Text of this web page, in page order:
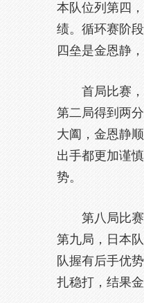
本队位列第四
绩。循环赛阶
四垒是金恩静
首局比赛
第二局得到两
大阖，金恩静
出手都更加谨
势。
第八局比
第九局，日本
队握有后手优
扎稳打，结果